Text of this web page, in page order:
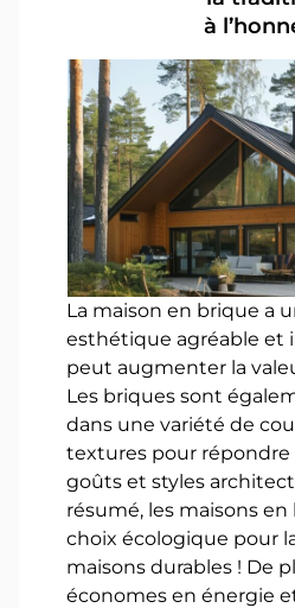
à
La maison en brique a
esthétique agréable et
peut augmenter la
Les briques sont
dans une variété de
textures pour répondre
goûts et styles
résumé, les maisons
choix écologique pour
maisons durables ! De
économes en énergie